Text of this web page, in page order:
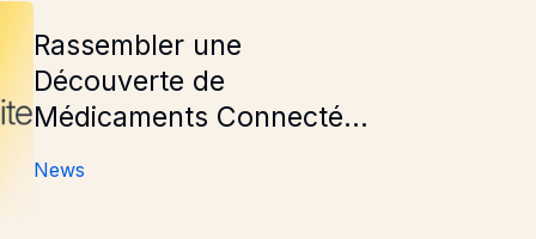
de Médicaments Connectée Sous un Seul Nom
Rassembler une
Découverte de
Médicaments Connectée
News